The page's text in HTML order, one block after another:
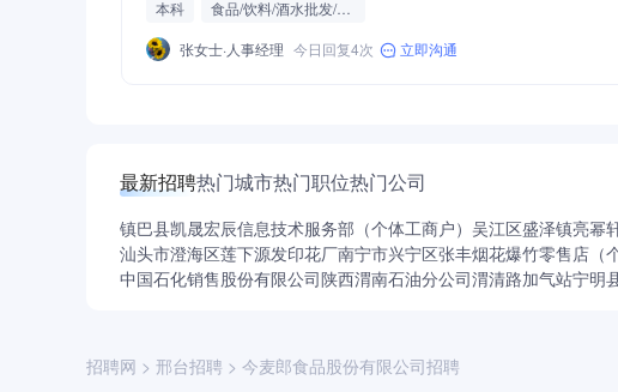
本科
食品/饮料/酒水批发/零售/贸易
张女士·人事经理 今日回复4次 立即沟通
最新招聘热门城市热门职位热门公司
镇巴县凯晟宏辰信息技术服务部（个体工商户） 吴江区盛泽镇亮幂
汕头市澄海区莲下源发印花厂南宁市兴宁区张丰烟花爆竹零售店（
中国石化销售股份有限公司陕西渭南石油分公司渭清路加气站宁明
招聘网 > 邢台招聘 > 今麦郎食品股份有限公司招聘